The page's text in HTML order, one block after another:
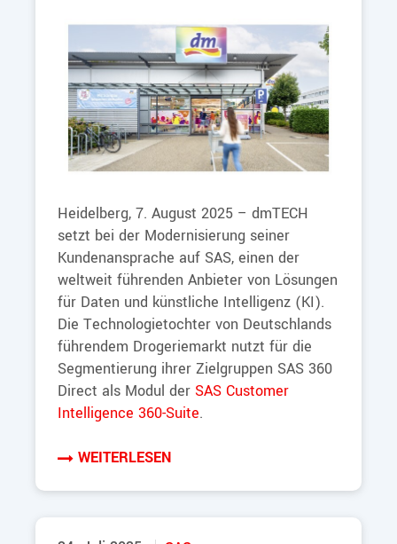
Heidelberg, 7. August 2025 – dmTECH
setzt bei der Modernisierung seiner
Kundenansprache auf SAS, einen der
weltweit führenden Anbieter von Lösungen
für Daten und künstliche Intelligenz (KI).
Die Technologietochter von Deutschlands
führendem Drogeriemarkt nutzt für die
Segmentierung ihrer Zielgruppen SAS 360
Direct als Modul der SAS Customer
Intelligence 360-Suite.
WEITERLESEN